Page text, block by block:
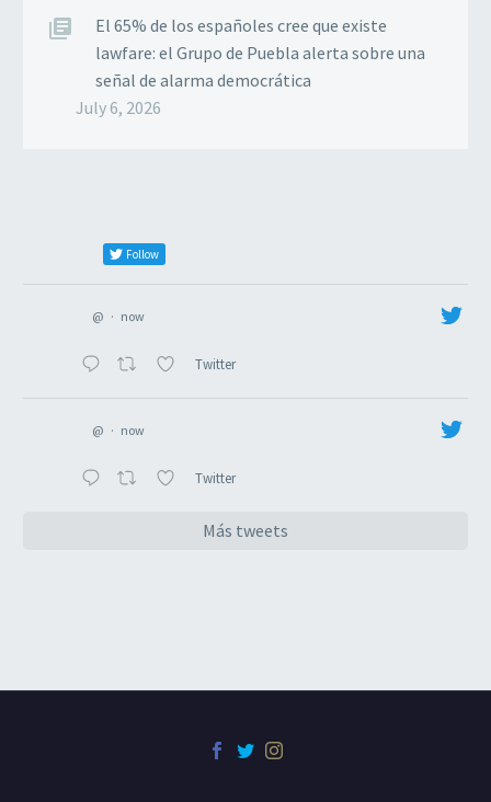
El 65% de los españoles cree que existe
lawfare: el Grupo de Puebla alerta sobre una
señal de alarma democrática
July 6, 2026
Follow
@ · now
Twitter
@ · now
Twitter
Más tweets